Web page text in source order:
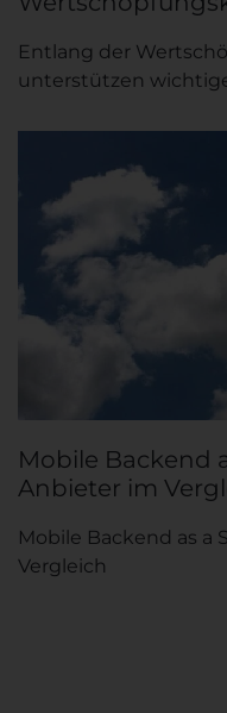
Entlang der
unterstützen
Mobile Backend
Anbieter im
Mobile Backend as a
Vergleich